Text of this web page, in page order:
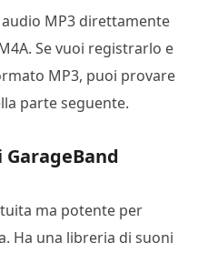
MP3 direttamente
Se vuoi registrarlo e
MP3, puoi provare
parte seguente.
ma potente per
Ha una libreria di suoni